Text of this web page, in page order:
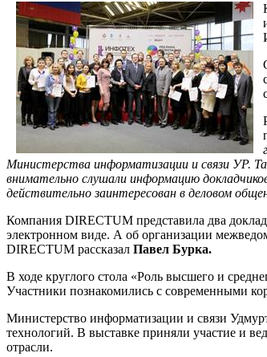
Министерства информатизации и связи УР.
внимательно слушали информацию
действительно заинтересован в деловом
Компания DIRECTUM представила два
электронном виде. А об организации
DIRECTUM рассказал Павел Бурка.
В ходе круглого стола «Роль высшего и
Участники познакомились с современными
Министерство информатизации и связи
технологий. В выставке приняли участие и
отрасли.